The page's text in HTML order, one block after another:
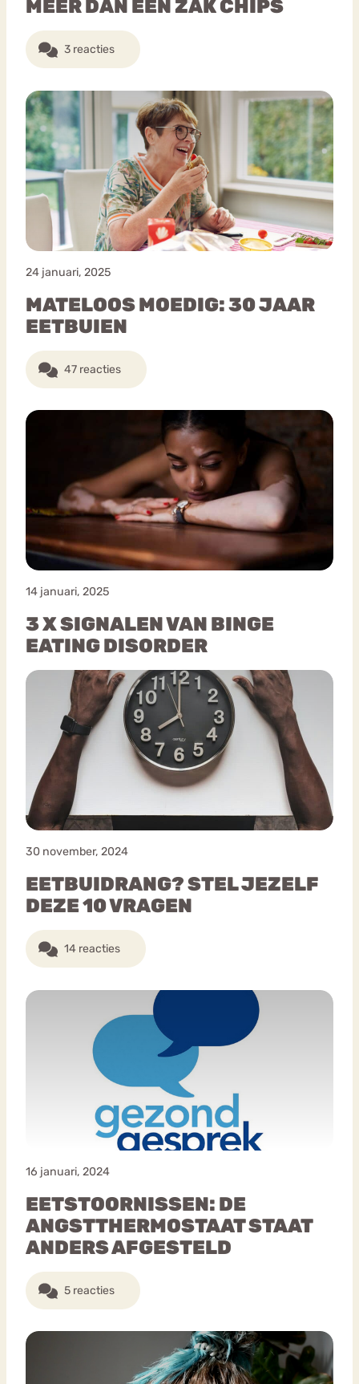
MEER DAN EEN ZAK CHIPS
3 reacties
24 januari, 2025
MATELOOS MOEDIG: 30 JAAR
EETBUIEN
47 reacties
14 januari, 2025
3 X SIGNALEN VAN BINGE
EATING DISORDER
30 november, 2024
EETBUIDRANG? STEL JEZELF
DEZE 10 VRAGEN
14 reacties
16 januari, 2024
EETSTOORNISSEN: DE
ANGSTTHERMOSTAAT STAAT
ANDERS AFGESTELD
5 reacties